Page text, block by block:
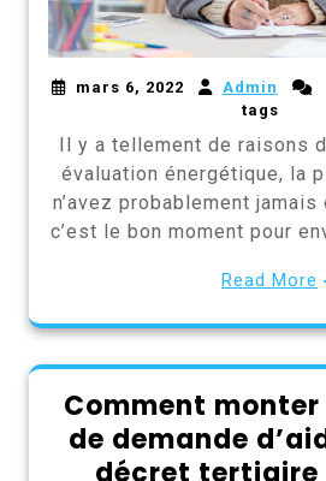
mars 6, 2022 Admin
tags
Il y a tellement de raisons
évaluation énergétique, la
n’avez probablement
c’est le bon moment pour
Read More
Comment
de demande